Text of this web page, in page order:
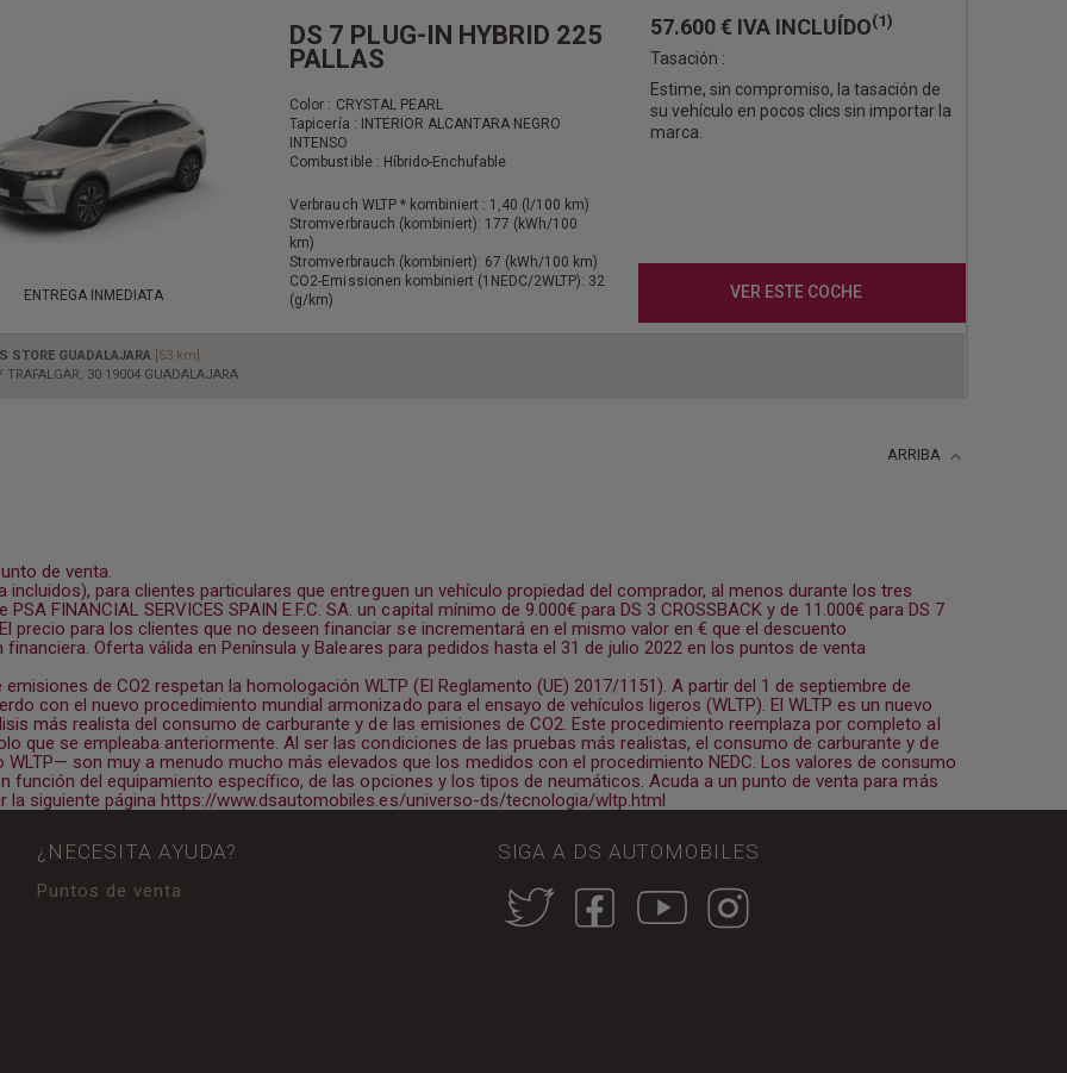
ENTREGA INMEDIATA
DS 7 PLUG-IN HYBRID 225
PALLAS
Color : CRYSTAL PEARL
Tapicería : INTERIOR ALCANTARA NEGRO
INTENSO
Combustible : Híbrido-Enchufable
Verbrauch WLTP * kombiniert : 1,40 (l/100 km)
Stromverbrauch (kombiniert): 177 (kWh/100
km)
Stromverbrauch (kombiniert): 67 (kWh/100 km)
CO2-Emissionen kombiniert (1NEDC/2WLTP): 32
(g/km)
57.600 € IVA INCLUÍDO(1)
Tasación :
Estime, sin compromiso, la tasación de
su vehículo en pocos clics sin importar la
marca.
VER ESTE COCHE
STORE GUADALAJARA [53 km]
TRAFALGAR, 30 19004 GUADALAJARA
ARRIBA
de venta.
para clientes particulares que entreguen un vehículo propiedad del comprador, al menos durante los tres
FINANCIAL SERVICES SPAIN E.F.C. SA. un capital mínimo de 9.000€ para DS 3 CROSSBACK y de 11.000€ para DS 7
precio para los clientes que no deseen financiar se incrementará en el mismo valor en € que el descuento
Oferta válida en Península y Baleares para pedidos hasta el 31 de julio 2022 en los puntos de venta
de CO2 respetan la homologación WLTP (El Reglamento (UE) 2017/1151). A partir del 1 de septiembre de
con el nuevo procedimiento mundial armonizado para el ensayo de vehículos ligeros (WLTP). El WLTP es un nuevo
más realista del consumo de carburante y de las emisiones de CO2. Este procedimiento reemplaza por completo al
que se empleaba anteriormente. Al ser las condiciones de las pruebas más realistas, el consumo de carburante y de
son muy a menudo mucho más elevados que los medidos con el procedimiento NEDC. Los valores de consumo
función del equipamiento específico, de las opciones y los tipos de neumáticos. Acuda a un punto de venta para más
la siguiente páginahttps://www.dsautomobiles.es/universo-ds/tecnologia/wltp.html
¿NECESITA AYUDA?
Puntos de venta
SIGA A DS AUTOMOBILES